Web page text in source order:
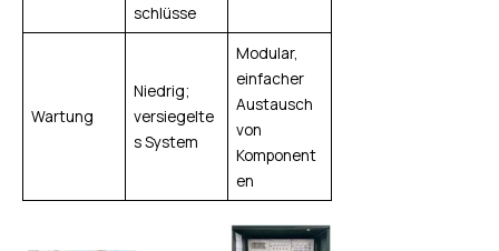
schlüsse
Wartung
Niedrig;
versiegelte
s System
Modular,
einfacher
Austausch
von
Komponent
en